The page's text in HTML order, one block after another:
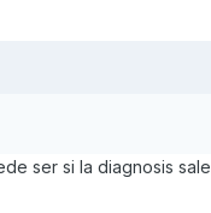
ser si la diagnosis